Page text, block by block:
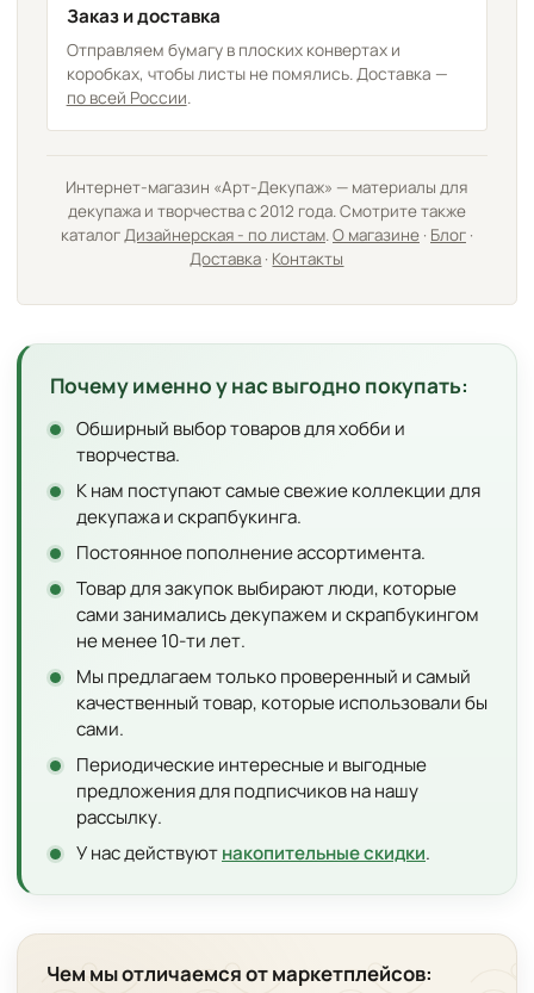
Заказ и доставка
Отправляем бумагу в плоских конвертах и
коробках, чтобы листы не помялись. Доставка —
по всей России
Интернет-магазин «Арт-Декупаж» — материалы для
декупажа и творчества с 2012 года. Смотрите также
каталогДизайнерская - по листам.О магазине· Блог·
Доставка · Контакты
Почему именно у нас выгодно покупать:
Обширный выбор товаров для хобби и
творчества.
К нам поступают самые свежие коллекции для
декупажа и скрапбукинга.
Постоянное пополнение ассортимента.
Товар для закупок выбирают люди, которые
сами занимались декупажем и скрапбукингом
не менее 10-ти лет.
Мы предлагаем только проверенный и самый
качественный товар, которые использовали бы
сами.
Периодические интересные и выгодные
предложения для подписчиков на нашу
рассылку.
У нас действуютнакопительные скидки.
Чем мы отличаемся от маркетплейсов: